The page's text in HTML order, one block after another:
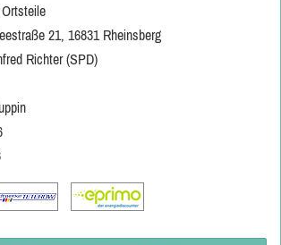
21, 16831 Rheinsberg
Richter (SPD)